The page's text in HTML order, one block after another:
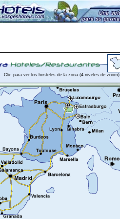
Clic para ver los hosteles de la zona (4 niveles de zoom)